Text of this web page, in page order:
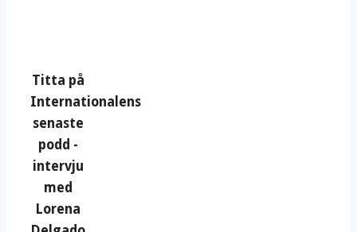
Titta på
Internationalens
senaste
podd -
intervju
med
Lorena